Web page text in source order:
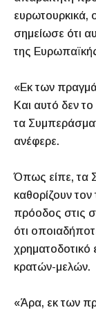
ευρωτουρκικά,
σημείωσε ότι
της
«Εκ των
Και αυτό δεν
τα
ανέφερε.
Όπως είπε, τα
καθορίζουν
πρόοδος στις
ότι
χρηματοδοτικό
κρατών-μελών.
«Άρα, εκ των